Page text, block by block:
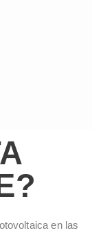
en las